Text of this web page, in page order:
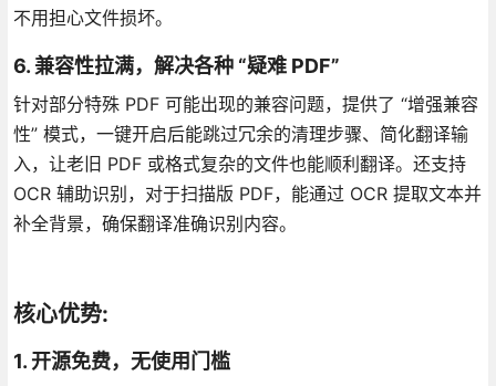
不用担心文件损坏。
6. 兼容性拉满，解决各种 “疑难 PDF”
针对部分特殊 PDF 可能出现的兼容问题，提供了 “增强兼容
性” 模式，一键开启后能跳过冗余的清理步骤、简化翻译输
入，让老旧 PDF 或格式复杂的文件也能顺利翻译。还支持
OCR 辅助识别，对于扫描版 PDF，能通过 OCR 提取文本并
补全背景，确保翻译准确识别内容。
核心优势:
1. 开源免费，无使用门槛